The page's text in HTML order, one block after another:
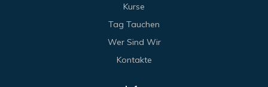
Kurse
Tag Tauchen
Wer Sind Wir
Kontakte